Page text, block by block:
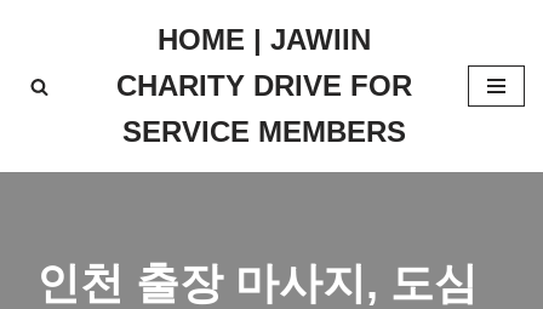
to
HOME | JAWIIN
CHARITY DRIVE FOR
SERVICE MEMBERS
인천 출장 마사지, 도심